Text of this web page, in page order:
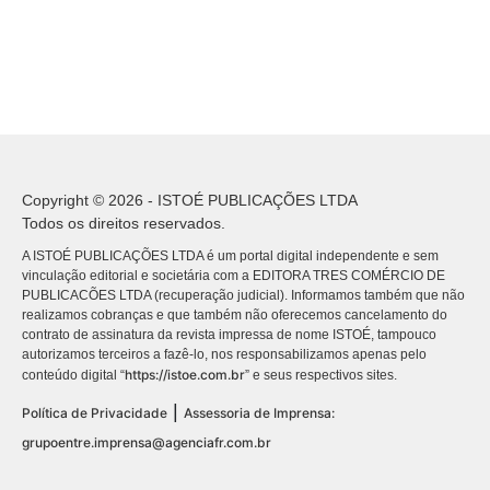
Copyright © 2026 - ISTOÉ PUBLICAÇÕES LTDA
Todos os direitos reservados.
A ISTOÉ PUBLICAÇÕES LTDA é um portal digital independente e sem
vinculação editorial e societária com a EDITORA TRES COMÉRCIO DE
PUBLICACÕES LTDA (recuperação judicial). Informamos também que não
realizamos cobranças e que também não oferecemos cancelamento do
contrato de assinatura da revista impressa de nome ISTOÉ, tampouco
autorizamos terceiros a fazê-lo, nos responsabilizamos apenas pelo
conteúdo digital “https://istoe.com.br” e seus respectivos sites.
Política de Privacidade
Assessoria de Imprensa:
grupoentre.imprensa@agenciafr.com.br